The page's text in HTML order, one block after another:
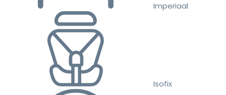
Imperiaal
Isofix